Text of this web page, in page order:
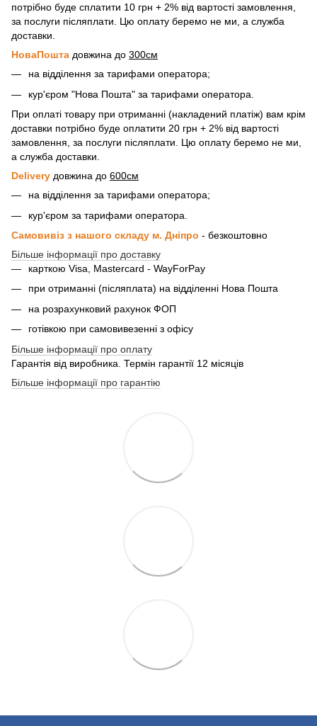
потрібно буде сплатити 10 грн + 2% від вартості замовлення,
за послуги післяплати. Цю оплату беремо не ми, а служба
доставки.
НоваПошта довжина до 300см
на відділення за тарифами оператора;
кур'єром "Нова Пошта" за тарифами оператора.
При оплаті товару при отриманні (накладений платіж) вам крім
доставки потрібно буде оплатити 20 грн + 2% від вартості
замовлення, за послуги післяплати. Цю оплату беремо не ми,
а служба доставки.
Delivery довжина до 600см
на відділення за тарифами оператора;
кур'єром за тарифами оператора.
Самовивіз з нашого складу м. Дніпро - безкоштовно
Більше інформації про доставку
карткою Visa, Mastercard - WayForPay
при отриманні (післяплата) на відділенні Нова Пошта
на розрахунковий рахунок ФОП
готівкою при самовивезенні з офісу
Більше інформації про оплату
Гарантія від виробника. Термін гарантії 12 місяців
Більше інформації про гарантію